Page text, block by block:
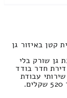
קטן באיזור גן
גן שורק בלי
חדר בודד
עבודת
הרמה בגן שורק והסביבה המחיר זהו 1200 ועד 520 שקלים.